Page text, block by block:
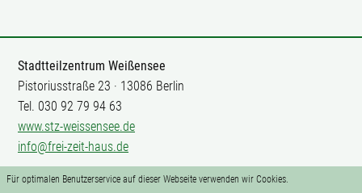
Für optimalen Benutzerservice auf dieser Webseite verwenden wir Cookies.
Stadtteilzentrum Weißensee
Pistoriusstraße 23 · 13086 Berlin
Tel. 030 92 79 94 63
www.stz-weissensee.de
info@frei-zeit-haus.de
Mitarbeit